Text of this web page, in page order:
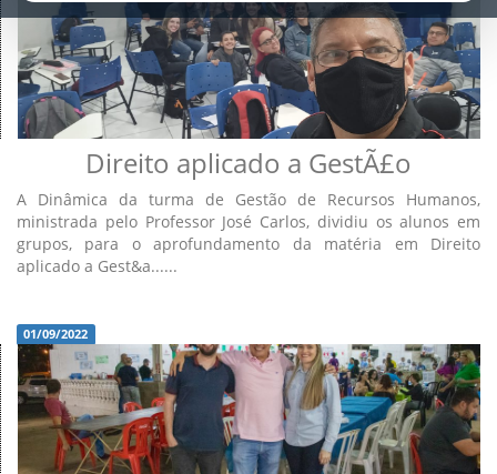
Direito aplicado a GestÃ£o
A Dinâmica da turma de Gestão de Recursos Humanos,
ministrada pelo Professor José Carlos, dividiu os alunos em
grupos, para o aprofundamento da matéria em Direito
aplicado a Gest&a......
01/09/2022